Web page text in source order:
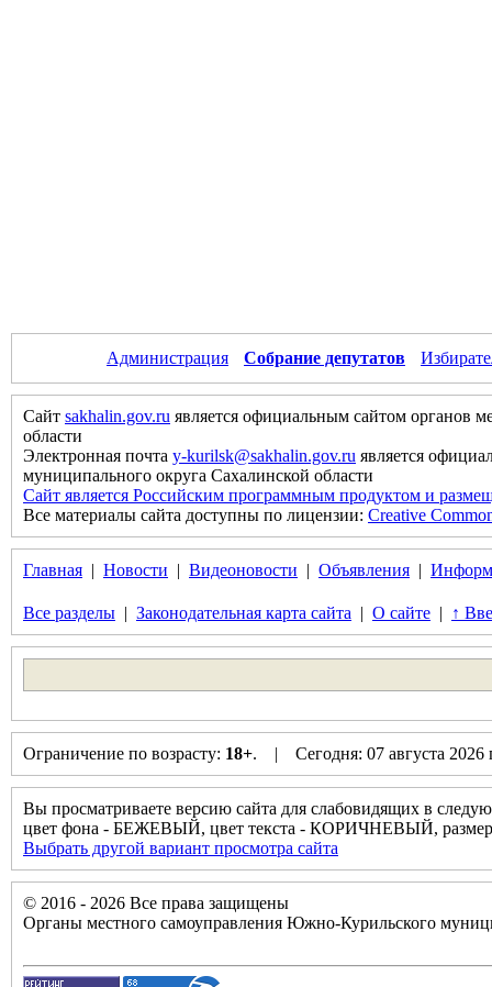
Администрация Собрание депутатов
Сайт sakhalin.gov.ru является официальным сайтом органов
области
Электронная почта y-kurilsk@sakhalin.gov.ru является
муниципального округа Сахалинской области
Сайт является Российским программным продуктом и
Все материалы сайта доступны по лицензии: Creative
Главная | Новости | Видеоновости | Объявления |
Все разделы | Законодательная карта сайта | О сайте | ↑
Ограничение по возрасту: 18+. | Сегодня: 07 августа
Вы просматриваете версию сайта для слабовидящих в
цвет фона - БЕЖЕВЫЙ, цвет текста - КОРИЧНЕВЫЙ,
Выбрать другой вариант просмотра сайта
© 2016 - 2026 Все права защищены
Органы местного самоуправления Южно-Курильского